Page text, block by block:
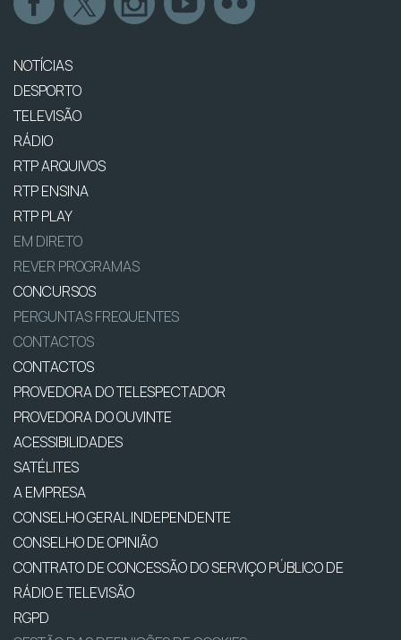
NOTÍCIAS
DESPORTO
TELEVISÃO
RÁDIO
RTP ARQUIVOS
RTP ENSINA
RTP PLAY
EM DIRETO
REVER PROGRAMAS
CONCURSOS
PERGUNTAS FREQUENTES
CONTACTOS
CONTACTOS
PROVEDORA DO TELESPECTADOR
PROVEDORA DO OUVINTE
ACESSIBILIDADES
SATÉLITES
A EMPRESA
CONSELHO GERAL INDEPENDENTE
CONSELHO DE OPINIÃO
CONTRATO DE CONCESSÃO DO SERVIÇO PÚBLICO DE
RÁDIO E TELEVISÃO
RGPD